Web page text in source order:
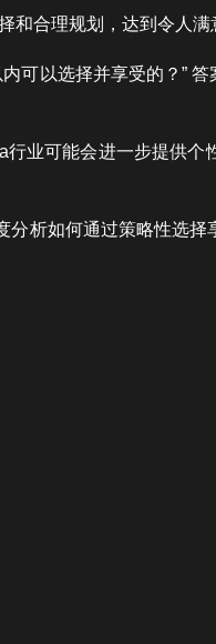
合理规划，达到令人满
可以选择并享受的？”
业可能会进一步提供
析如何通过策略性选